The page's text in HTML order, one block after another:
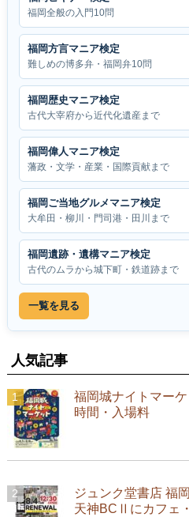
福岡全般の入門10問
福岡方言マニア検定
難しめの博多弁・福岡弁10問
福岡歴史マニア検定
古代大宰府から近代化遺産まで
福岡偉人マニア検定
藩政・文学・産業・国際貢献まで
福岡ご当地グルメマニア検定
大牟田・柳川・門司港・田川まで
福岡遺跡・遺構マニア検定
古代のムラから城下町・鉄道跡まで
一覧を見る
人気記事
福岡城ナイトマー
時間・入場料
ジュンク堂書店 福
天神BCⅡにカフェ